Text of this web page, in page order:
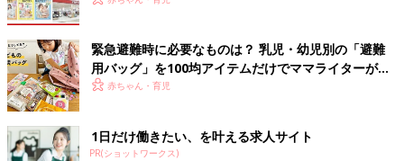
緊急避難時に必要なものは？ 乳児・幼児別の「避難
用バッグ」を100均アイテムだけでママライターがつ
くってみた！
赤ちゃん・育児
1日だけ働きたい、を叶える求人サイト
PR(ショットワークス)